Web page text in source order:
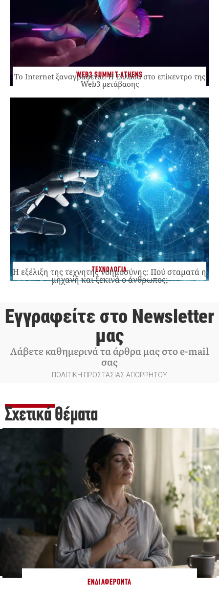
WEB3 SUMMIT ATHENS
Το Internet ξαναγράφεται. Η Ελλάδα στο επίκεντρο της
Web3 μετάβασης
ΤΕΧΝΟΛΟΓΙΑ
Η εξέλιξη της τεχνητής νοημοσύνης: Πού σταματά η
μηχανή και ξεκινά ο άνθρωπος;
Εγγραφείτε στο Newsletter
μας
Λάβετε καθημερινά τα άρθρα μας στο e-mail
σας
ΠΟΛΙΤΙΚΗ ΠΡΟΣΤΑΣΙΑΣ ΑΠΟΡΡΗΤΟΥ
Σχετικά Θέματα
ΕΝΔΙΑΦΈΡΟΝΤΑ